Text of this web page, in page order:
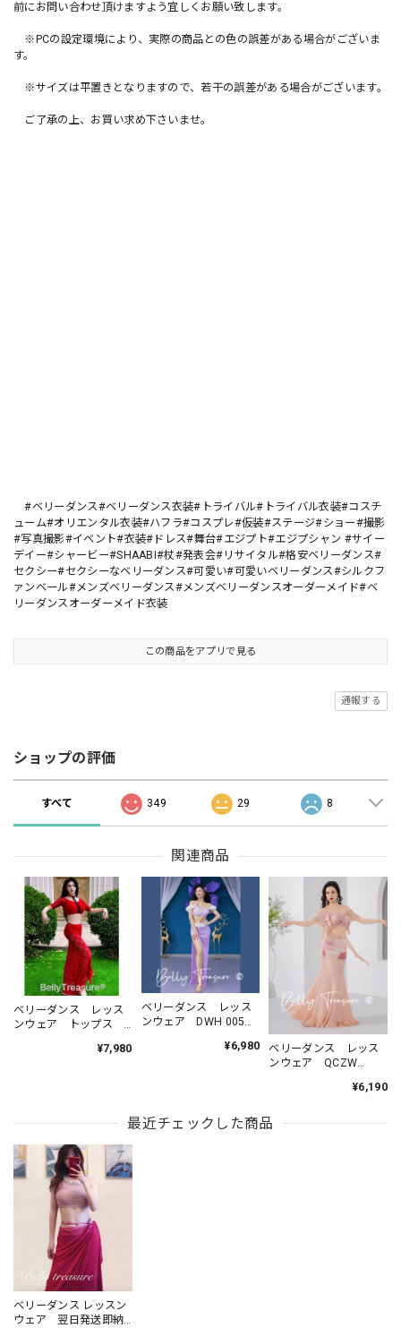
前にお問い合わせ頂けますよう宜しくお願い致します。
※PCの設定環境により、実際の商品との色の誤差がある場合がございま
す。
※サイズは平置きとなりますので、若干の誤差がある場合がございます。
ご了承の上、お買い求め下さいませ。
#ベリーダンス#ベリーダンス衣装#トライバル#トライバル衣装#コスチ
ューム#オリエンタル衣装#ハフラ#コスプレ#仮装#ステージ#ショー#撮影
#写真撮影#イベント#衣装#ドレス#舞台#エジプト#エジプシャン #サイー
デイー#シャービー#SHAABI#杖#発表会#リサイタル#格安ベリーダンス#
セクシー#セクシーなベリーダンス#可愛い#可愛いベリーダンス#シルクフ
ァンベール#メンズベリーダンス#メンズベリーダンスオーダーメイド#ベ
リーダンスオーダーメイド衣装
この商品をアプリで見る
通報する
ショップの評価
すべて 349 29 8
関連商品
ベリーダンス レッス
ンウェア トップス
¥7,980
ベリーダンス レッス
ンウェア DWH 005
¥6,980
ベリーダンス レッス
ンウェア QCZW
¥6,190
最近チェックした商品
ベリーダンス レッスン
ウェア 翌日発送即納